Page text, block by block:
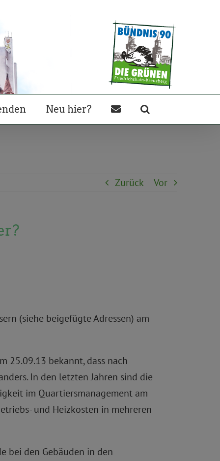
Neu hier?
Zurück Vor
(siehe beigefügte Adressen) am
25.09.13 bekannt, dass nach
In den letzten Jahren sind die
im Quartiersmanagement am
und Heizkosten in mehreren
bei den Gebäuden in den